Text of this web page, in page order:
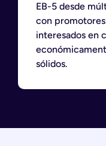
EB-5 desde
con promotores
interesados en
sólidos.